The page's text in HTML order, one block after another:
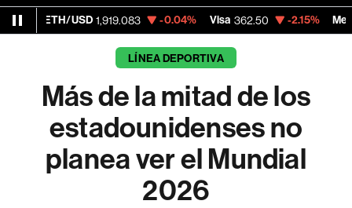
1,919.083 -0.04% Visa 362.50 -2.15% MercadoLibre
LÍNEA DEPORTIVA
Más de la mitad de los
estadounidenses no
planea ver el Mundial
2026